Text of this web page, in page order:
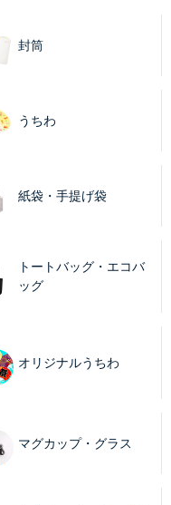
封筒
うちわ
紙袋・手提げ袋
トートバッグ・エコバ
ッグ
オリジナルうちわ
マグカップ・グラス